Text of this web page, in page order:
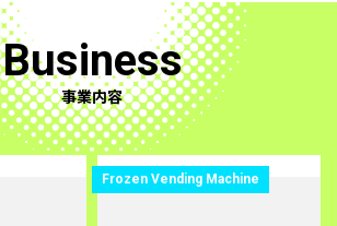
Business
事業内容
Frozen Vending Machine